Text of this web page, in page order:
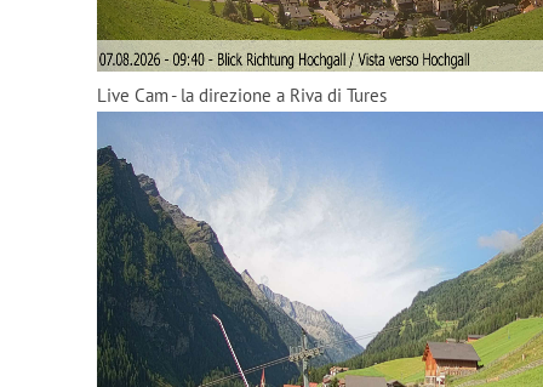
Live Cam - la direzione a Riva di Tures